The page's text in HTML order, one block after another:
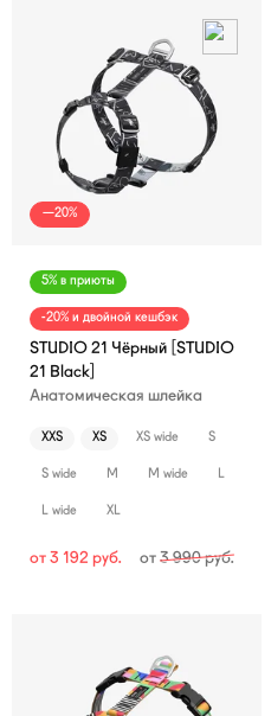
—20%
5% в приюты
-20% и двойной кешбэк
STUDIO 21 Чёрный [STUDIO
21 Black]
Анатомическая шлейка
XXS XS XS wide S
S wide M M wide L
L wide XL
от 3 192 руб. от3 990руб.